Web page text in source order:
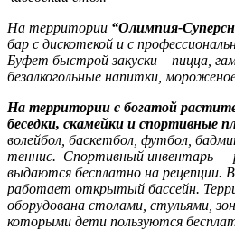
На территории “Олимпия-
бар с дискотекой и с
Буфет быстрой закуски – пицца,
безалкогольные напитки,
На территории с богатой
беседки, скамейки и спортивные
волейбол, баскетбол, футбол,
теннис. Спортивный инвентарь —
выдаются бесплатно на рецепции.
работает открытый бассейн.
оборудована столами, стульями,
которыми дети пользуются